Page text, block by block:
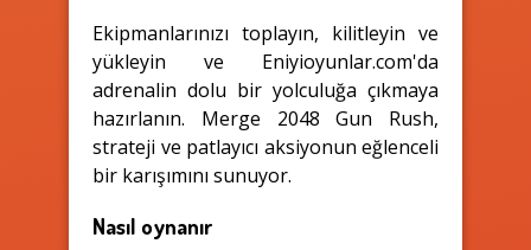
Ekipmanlarınızı toplayın, kilitleyin ve
yükleyin ve Eniyioyunlar.com'da
adrenalin dolu bir yolculuğa çıkmaya
hazırlanın. Merge 2048 Gun Rush,
strateji ve patlayıcı aksiyonun eğlenceli
bir karışımını sunuyor.
Nasıl oynanır